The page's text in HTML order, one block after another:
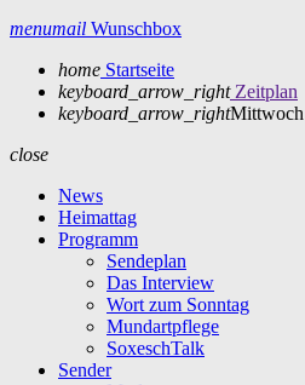
menumail Wunschbox
home Startseite
keyboard_arrow_right Zeitplan
keyboard_arrow_rightMittwoch
close
News
Heimattag
Programm
Sendeplan
Das Interview
Wort zum Sonntag
Mundartpflege
SoxeschTalk
Sender